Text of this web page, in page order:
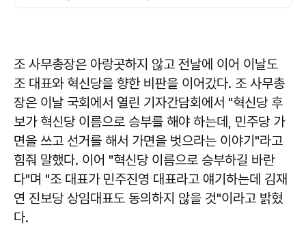
조 사무총장은 아랑곳하지 않고 전날에 이어 이날도
조 대표와 혁신당을 향한 비판을 이어갔다. 조 사무총
장은 이날 국회에서 열린 기자간담회에서 "혁신당 후
보가 혁신당 이름으로 승부를 해야 하는데, 민주당 가
면을 쓰고 선거를 해서 가면을 벗으라는 이야기"라고
힘줘 말했다. 이어 "혁신당 이름으로 승부하길 바란
다"며 "조 대표가 민주진영 대표라고 얘기하는데 김재
연 진보당 상임대표도 동의하지 않을 것"이라고 밝혔
다.